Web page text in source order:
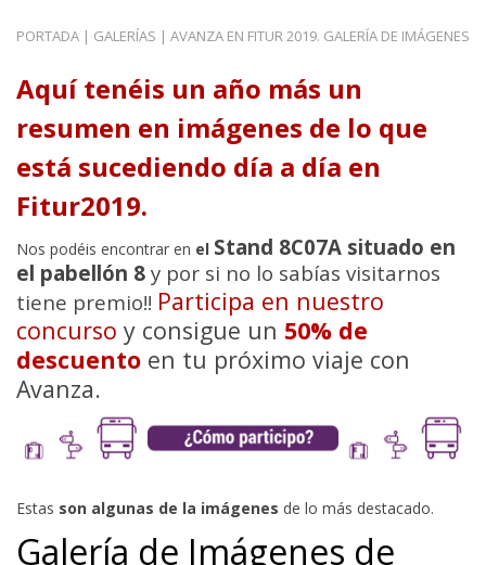
PORTADA | GALERÍAS | AVANZA EN FITUR 2019. GALERÍA DE IMÁGENES
Aquí tenéis un año más un
resumen en imágenes de lo que
está sucediendo día a día en
Fitur2019.
Nos podéis encontrar en el Stand 8C07A situado en
el pabellón 8 y por si no lo sabías visitarnos
tiene premio!! Participa en nuestro
concurso y consigue un 50% de
descuento en tu próximo viaje con
Avanza.
Estas son algunas de la imágenes de lo más destacado.
Galería de Imágenes de